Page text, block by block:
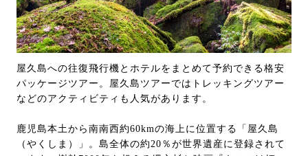
屋久島への往復飛行機とホテルをまとめて予約できる格安
パッケージツアー。屋久島ツアーではトレッキングツアー
などのアクティビティも人気があります。
鹿児島本土から南南西約60kmの海上に位置する「屋久島
（やくしま）」。島全体の約20％が世界遺産に登録されて